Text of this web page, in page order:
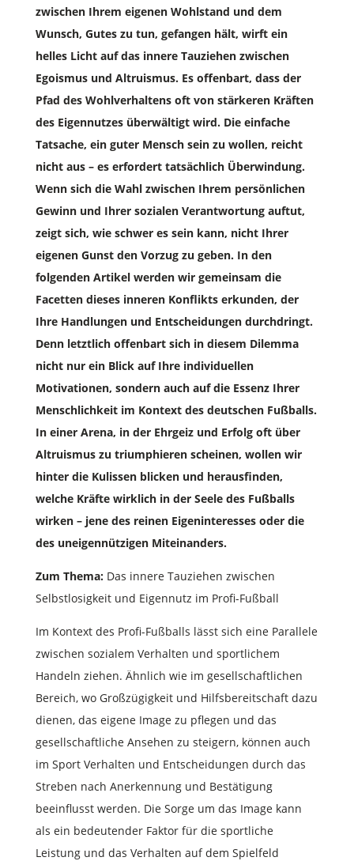
zwischen Ihrem eigenen Wohlstand und dem
Wunsch, Gutes zu tun, gefangen hält, wirft ein
helles Licht auf das innere Tauziehen zwischen
Egoismus und Altruismus. Es offenbart, dass der
Pfad des Wohlverhaltens oft von stärkeren Kräften
des Eigennutzes überwältigt wird. Die einfache
Tatsache, ein guter Mensch sein zu wollen, reicht
nicht aus – es erfordert tatsächlich Überwindung.
Wenn sich die Wahl zwischen Ihrem persönlichen
Gewinn und Ihrer sozialen Verantwortung auftut,
zeigt sich, wie schwer es sein kann, nicht Ihrer
eigenen Gunst den Vorzug zu geben. In den
folgenden Artikel werden wir gemeinsam die
Facetten dieses inneren Konflikts erkunden, der
Ihre Handlungen und Entscheidungen durchdringt.
Denn letztlich offenbart sich in diesem Dilemma
nicht nur ein Blick auf Ihre individuellen
Motivationen, sondern auch auf die Essenz Ihrer
Menschlichkeit im Kontext des deutschen Fußballs.
In einer Arena, in der Ehrgeiz und Erfolg oft über
Altruismus zu triumphieren scheinen, wollen wir
hinter die Kulissen blicken und herausfinden,
welche Kräfte wirklich in der Seele des Fußballs
wirken – jene des reinen Eigeninteresses oder die
des uneigennützigen Miteinanders.
Zum Thema: Das innere Tauziehen zwischen
Selbstlosigkeit und Eigennutz im Profi-Fußball
Im Kontext des Profi-Fußballs lässt sich eine Parallele
zwischen sozialem Verhalten und sportlichem
Handeln ziehen. Ähnlich wie im gesellschaftlichen
Bereich, wo Großzügigkeit und Hilfsbereitschaft dazu
dienen, das eigene Image zu pflegen und das
gesellschaftliche Ansehen zu steigern, können auch
im Sport Verhalten und Entscheidungen durch das
Streben nach Anerkennung und Bestätigung
beeinflusst werden. Die Sorge um das Image kann
als ein bedeutender Faktor für die sportliche
Leistung und das Verhalten auf dem Spielfeld